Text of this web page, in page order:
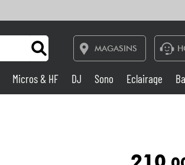
MAGASINS
België
Micros & HF DJ Sono Eclairage